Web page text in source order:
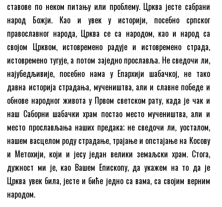
ставове по неком питању или проблему. Црква јесте сабрани
народ Божји. Као и увек у историји, посебно српског
православног народа, Црква се са народом, као и народ са
својом Црквом, истовремено радује и истовремено страда,
истовремено тугује, а потом заједно прославља. Не сведочи ли,
најубедљивије, посебно нама у Епархији шабачкој, не тако
давна историја страдања, мучеништва, али и славне победе и
обнове народног живота у Првом светском рату, када је чак и
наш Саборни шабачки храм постао место мучеништва, али и
место прослављања наших предака; не сведочи ли, уосталом,
нашем васцелом роду страдање, трајање и опстајање на Косову
и Метохији, који и јесу један велики земаљски храм. Стога,
дужност ми је, као Вашем Епископу, да укажем на то да је
Црква увек била, јесте и биће једно са вама, са својим верним
народом.‍